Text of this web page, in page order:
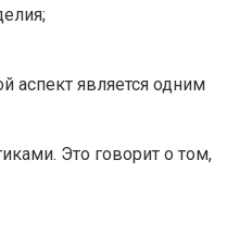
аспект является одним
Это говорит о том,